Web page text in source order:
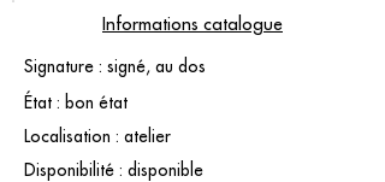
Informations catalogue
Signature : signé, au dos
État : bon état
Localisation : atelier
Disponibilité : disponible